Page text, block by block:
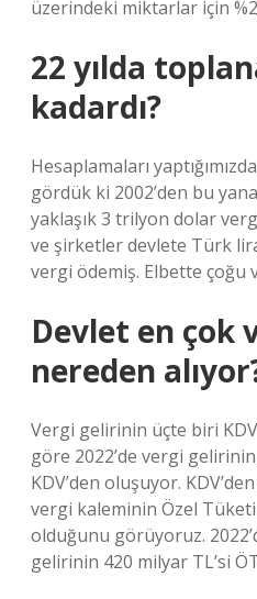
üzerindeki miktarlar için
22 yılda
kadardı?
Hesaplamaları
gördük ki 2002’den bu
yaklaşık 3 trilyon dolar
ve şirketler devlete Türk
vergi ödemiş. Elbette çoğu
Devlet en çok
nereden
Vergi gelirinin üçte biri
göre 2022’de vergi
KDV’den oluşuyor.
vergi kaleminin Özel
olduğunu görüyoruz.
gelirinin 420 milyar TL’si